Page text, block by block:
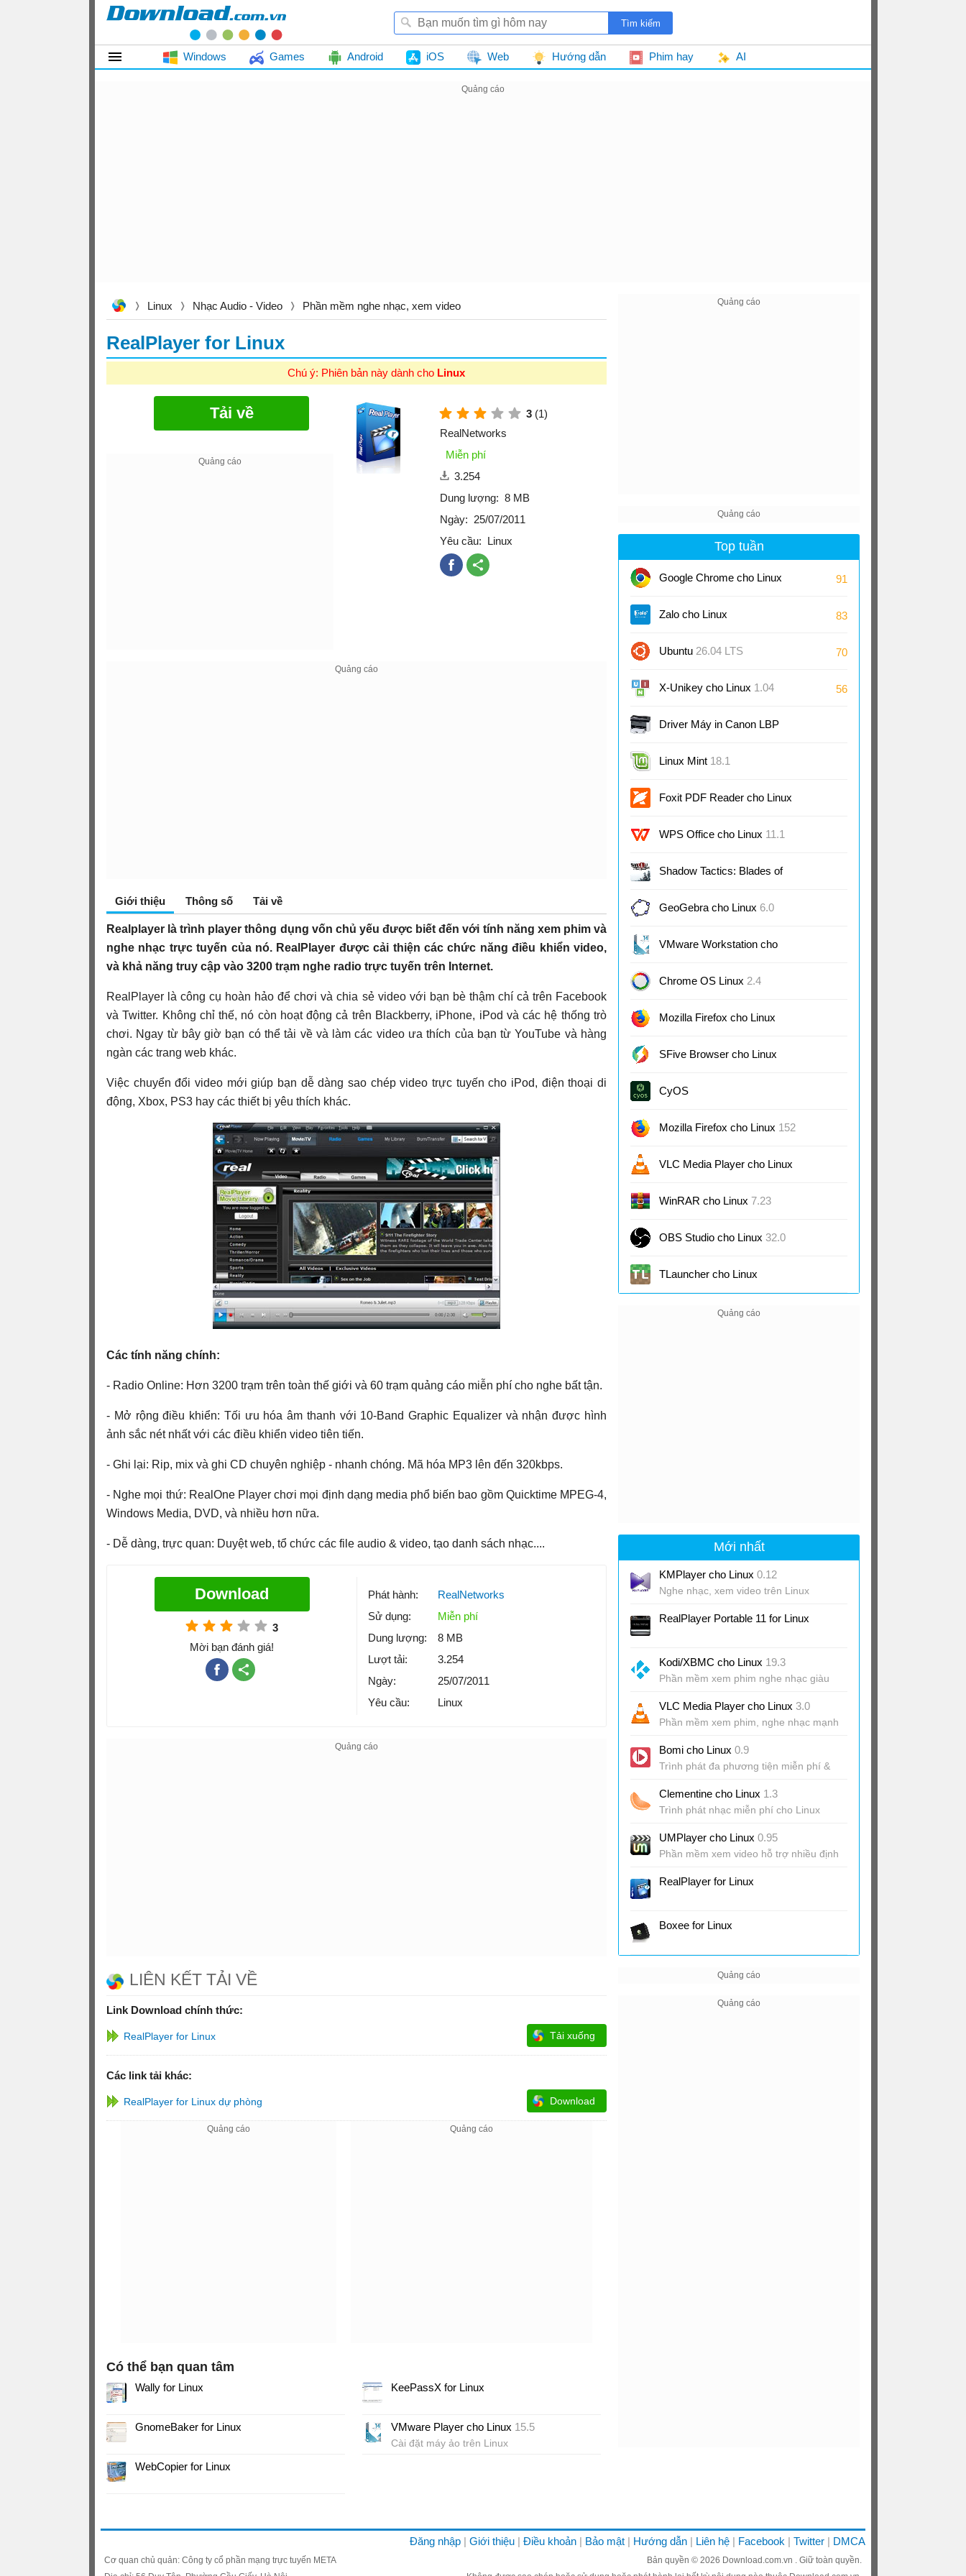
Windows Games Android iOS Web Hướng dẫn Phim hay AI
Linux Nhạc Audio - Video Phần mềm nghe nhạc, xem video
RealPlayer for Linux
Chú ý: Phiên bản này dành cho Linux
Tải về 3 (1)
RealNetworks
Miễn phí
3.254
Dung lượng: 8 MB
Ngày: 25/07/2011
Yêu cầu: Linux
Giới thiệu Thông số Tải về
Realplayer là trình player thông dụng vốn chủ yếu được biết đến với tính năng xem phim và
nghe nhạc trực tuyến của nó. RealPlayer được cải thiện các chức năng điều khiển video,
và khả năng truy cập vào 3200 trạm nghe radio trực tuyến trên Internet.
RealPlayer là công cụ hoàn hảo để chơi và chia sẻ video với bạn bè thậm chí cả trên Facebook
và Twitter. Không chỉ thế, nó còn hoạt động cả trên Blackberry, iPhone, iPod và các hệ thống trò
chơi. Ngay từ bây giờ bạn có thể tải về và làm các video ưa thích của bạn từ YouTube và hàng
ngàn các trang web khác.
Việc chuyển đổi video mới giúp bạn dễ dàng sao chép video trực tuyến cho iPod, điện thoại di
động, Xbox, PS3 hay các thiết bị yêu thích khác.
Các tính năng chính:
- Radio Online: Hơn 3200 trạm trên toàn thế giới và 60 trạm quảng cáo miễn phí cho nghe bất tận.
- Mở rộng điều khiển: Tối ưu hóa âm thanh với 10-Band Graphic Equalizer và nhận được hình
ảnh sắc nét nhất với các điều khiển video tiên tiến.
- Ghi lại: Rip, mix và ghi CD chuyên nghiệp - nhanh chóng. Mã hóa MP3 lên đến 320kbps.
- Nghe mọi thứ: RealOne Player chơi mọi định dạng media phổ biến bao gồm Quicktime MPEG-4,
Windows Media, DVD, và nhiều hơn nữa.
- Dễ dàng, trực quan: Duyệt web, tổ chức các file audio & video, tạo danh sách nhạc....
Download
3
Mời bạn đánh giá!
Phát hành:
RealNetworks
Sử dụng:
Miễn phí
Dung lượng:
8 MB
Lượt tải:
3.254
Ngày:
25/07/2011
Yêu cầu:
Linux
LIÊN KẾT TẢI VỀ
Link Download chính thức:
RealPlayer for Linux Tải xuống
Các link tải khác:
RealPlayer for Linux dự phòng Download
Có thể bạn quan tâm
Wally for Linux
GnomeBaker for Linux
WebCopier for Linux
KeePassX for Linux
VMware Player cho Linux 15.5
Cài đặt máy ảo trên Linux
Top tuần
Google Chrome cho Linux 91
Zalo cho Linux 83
Ubuntu 26.04 LTS 70
X-Unikey cho Linux 1.04 56
Driver Máy in Canon LBP
2900/2900B (Linux)
Linux Mint 18.1
Foxit PDF Reader cho Linux
2.4
WPS Office cho Linux 11.1
Shadow Tactics: Blades of
the Shogun 2.2
GeoGebra cho Linux 6.0
VMware Workstation cho
Linux 15.5
Chrome OS Linux 2.4
Mozilla Firefox cho Linux
(Tiếng Việt)
SFive Browser cho Linux
CyOS
Mozilla Firefox cho Linux 152
VLC Media Player cho Linux
3.0
WinRAR cho Linux 7.23
OBS Studio cho Linux 32.0
TLauncher cho Linux
Mới nhất
KMPlayer cho Linux 0.12
Nghe nhạc, xem video trên Linux
RealPlayer Portable 11 for Linux
Kodi/XBMC cho Linux 19.3
Phần mềm xem phim nghe nhạc giàu
VLC Media Player cho Linux 3.0
Phần mềm xem phim, nghe nhạc mạnh
Bomi cho Linux 0.9
Trình phát đa phương tiện miễn phí &
Clementine cho Linux 1.3
Trình phát nhạc miễn phí cho Linux
UMPlayer cho Linux 0.95
Phần mềm xem video hỗ trợ nhiều định
RealPlayer for Linux
Boxee for Linux
Đăng nhập Giới thiệu Điều khoản Bảo mật Hướng dẫn Liên hệ Facebook Twitter DMCA
Cơ quan chủ quản: Công ty cổ phần mạng trực tuyến META
Bản quyền © 2026 Download.com.vn
. Giữ toàn quyền.